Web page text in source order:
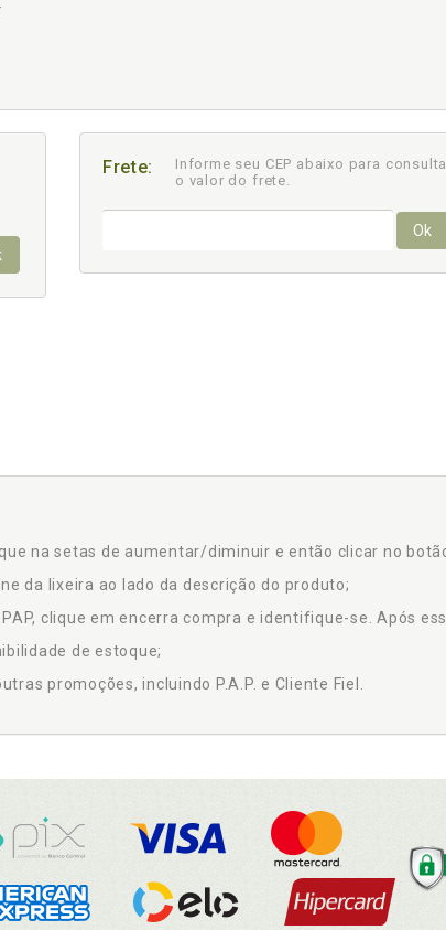
Frete:
Informe seu CEP abaixo para
o valor do frete.
Ok
na setas de aumentar/diminuir e então clicar no
da lixeira ao lado da descrição do produto;
clique em encerra compra e identifique-se. Após
de estoque;
promoções, incluindo P.A.P. e Cliente Fiel.